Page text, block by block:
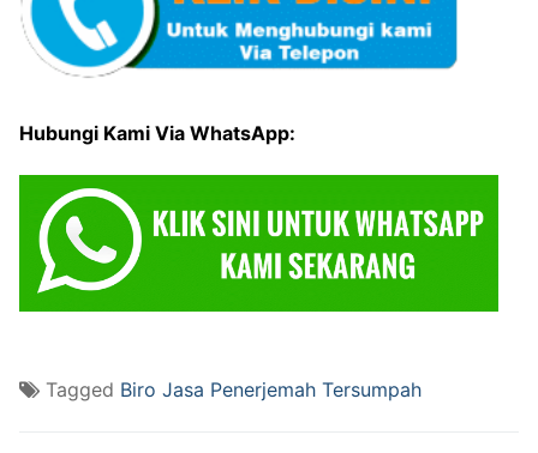
Hubungi Kami Via WhatsApp:
Tagged Biro Jasa Penerjemah Tersumpah